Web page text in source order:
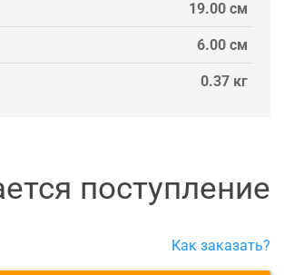
19.00 см
6.00 см
0.37 кг
поступление
Как заказать?